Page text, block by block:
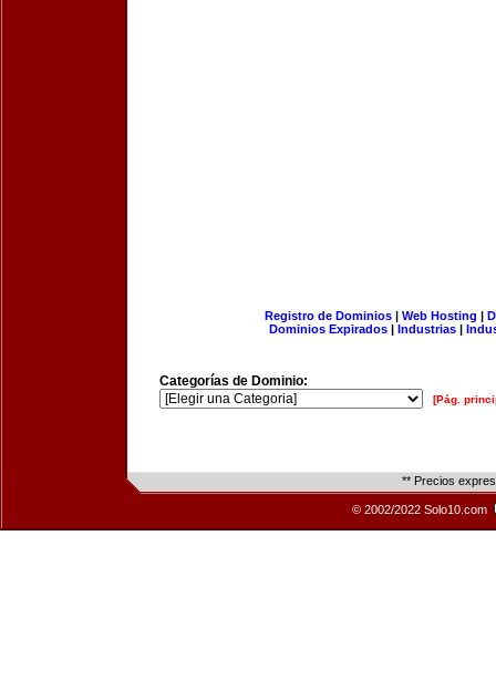
Registro de Dominios| Web Hosting |
Dominios Expirados | Industrias |
Categorías de Dominio:
[Pág.
** Precios
© 2002/2022 Solo10.com